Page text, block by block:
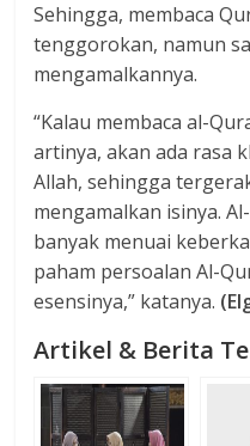
Sehingga, membaca
tenggorokan, namun
mengamalkannya.
“Kalau membaca al-
artinya, akan ada rasa
Allah, sehingga
mengamalkan isinya.
banyak menuai
paham persoalan Al-
esensinya,” katanya.
Artikel & Berita